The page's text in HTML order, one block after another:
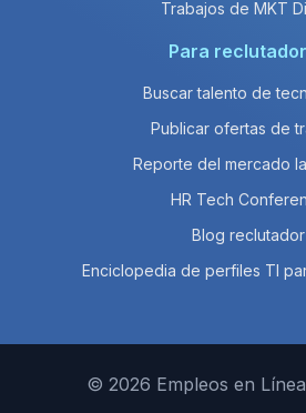
Trabajos de MKT
Para
Buscar talento de
Publicar ofertas de
Reporte del mercado
HR Tech
Blog reclutador
Enciclopedia de perfiles TI
© 2026 Empleos en